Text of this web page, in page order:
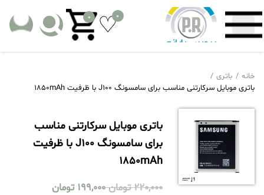
0
0
خانه
باتری
باتری موبایل سرکارتنی مناسب برای سامسونگ J100 با ظرفیت 1850mAh
باتری موبایل سرکارتنی مناسب
برای سامسونگ J100 با ظرفیت
1850mAh
220,000 تومان 199,000 تومان